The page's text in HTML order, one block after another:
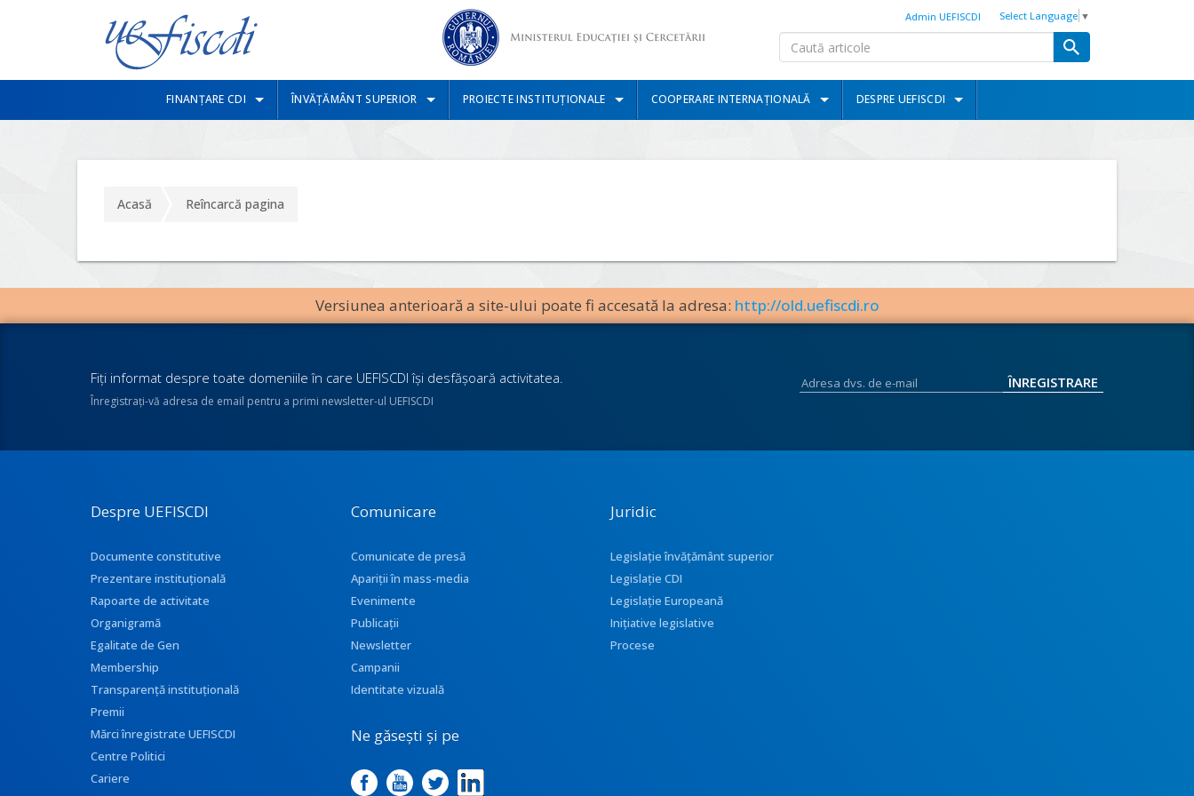
Select Language ▼
Admin UEFISCDI
FINANȚARE CDI ÎNVĂȚĂMÂNT SUPERIOR PROIECTE INSTITUȚIONALE COOPERARE INTERNAȚIONALĂ DESPRE UEFISCDI
Acasă Reîncarcă pagina
Versiunea anterioară a site-ului poate fi accesată la adresa: http://old.uefiscdi.ro
Fiţi informat despre toate domeniile în care UEFISCDI îşi desfăşoară activitatea.
Înregistraţi-vă adresa de email pentru a primi newsletter-ul UEFISCDI
Despre UEFISCDI
Documente constitutive
Prezentare instituţională
Rapoarte de activitate
Organigramă
Egalitate de Gen
Membership
Transparenţă instituţională
Premii
Mărci înregistrate UEFISCDI
Centre Politici
Cariere
Comunicare
Comunicate de presă
Apariţii în mass-media
Evenimente
Publicații
Newsletter
Campanii
Identitate vizuală
Ne găsești și pe
Juridic
Legislație învățământ superior
Legislație CDI
Legislație Europeană
Inițiative legislative
Procese